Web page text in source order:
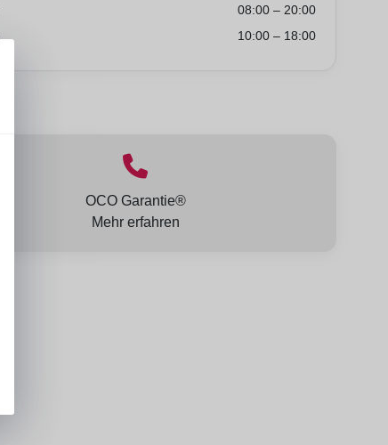
08:00 – 20:00
10:00 – 18:00
OCO Garantie®
Mehr erfahren